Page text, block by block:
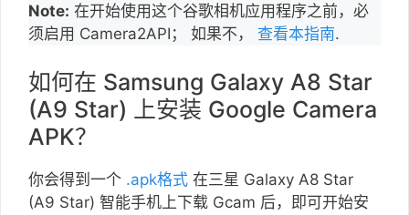
Note: 在开始使用这个谷歌相机应用程序之前，必
须启用 Camera2API； 如果不， 查看本指南.
如何在 Samsung Galaxy A8 Star
(A9 Star) 上安装 Google Camera
APK？
你会得到一个 .apk格式 在三星 Galaxy A8 Star
(A9 Star) 智能手机上下载 Gcam 后，即可开始安